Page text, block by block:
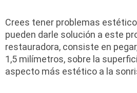
Crees tener problemas
pueden darle solución a este
restauradora, consiste en
1,5 milímetros, sobre la
aspecto más estético a la